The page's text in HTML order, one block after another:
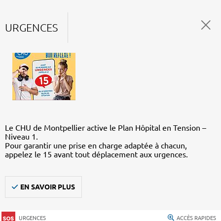
URGENCES
Le CHU de Montpellier active le Plan Hôpital en Tension –
Niveau 1.
Pour garantir une prise en charge adaptée à chacun,
appelez le 15 avant tout déplacement aux urgences.
EN SAVOIR PLUS
URGENCES ACCÈS RAPIDES